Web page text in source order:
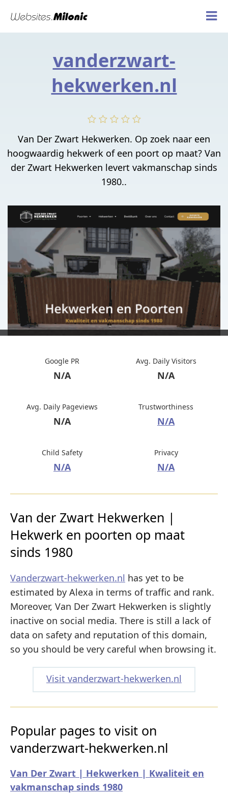
vanderzwart-
hekwerken.nl
Van Der Zwart Hekwerken. Op zoek naar een
hoogwaardig hekwerk of een poort op maat? Van
der Zwart Hekwerken levert vakmanschap sinds
1980..
Google PR
N/A
Avg. Daily Visitors
N/A
Avg. Daily Pageviews
N/A
Trustworthiness
N/A
Child Safety
N/A
Privacy
N/A
Van der Zwart Hekwerken |
Hekwerk en poorten op maat
sinds 1980
Vanderzwart-hekwerken.nl has yet to be
estimated by Alexa in terms of traffic and rank.
Moreover, Van Der Zwart Hekwerken is slightly
inactive on social media. There is still a lack of
data on safety and reputation of this domain,
so you should be very careful when browsing it.
Visit vanderzwart-hekwerken.nl
Popular pages to visit on
vanderzwart-hekwerken.nl
Van Der Zwart | Hekwerken | Kwaliteit en
vakmanschap sinds 1980